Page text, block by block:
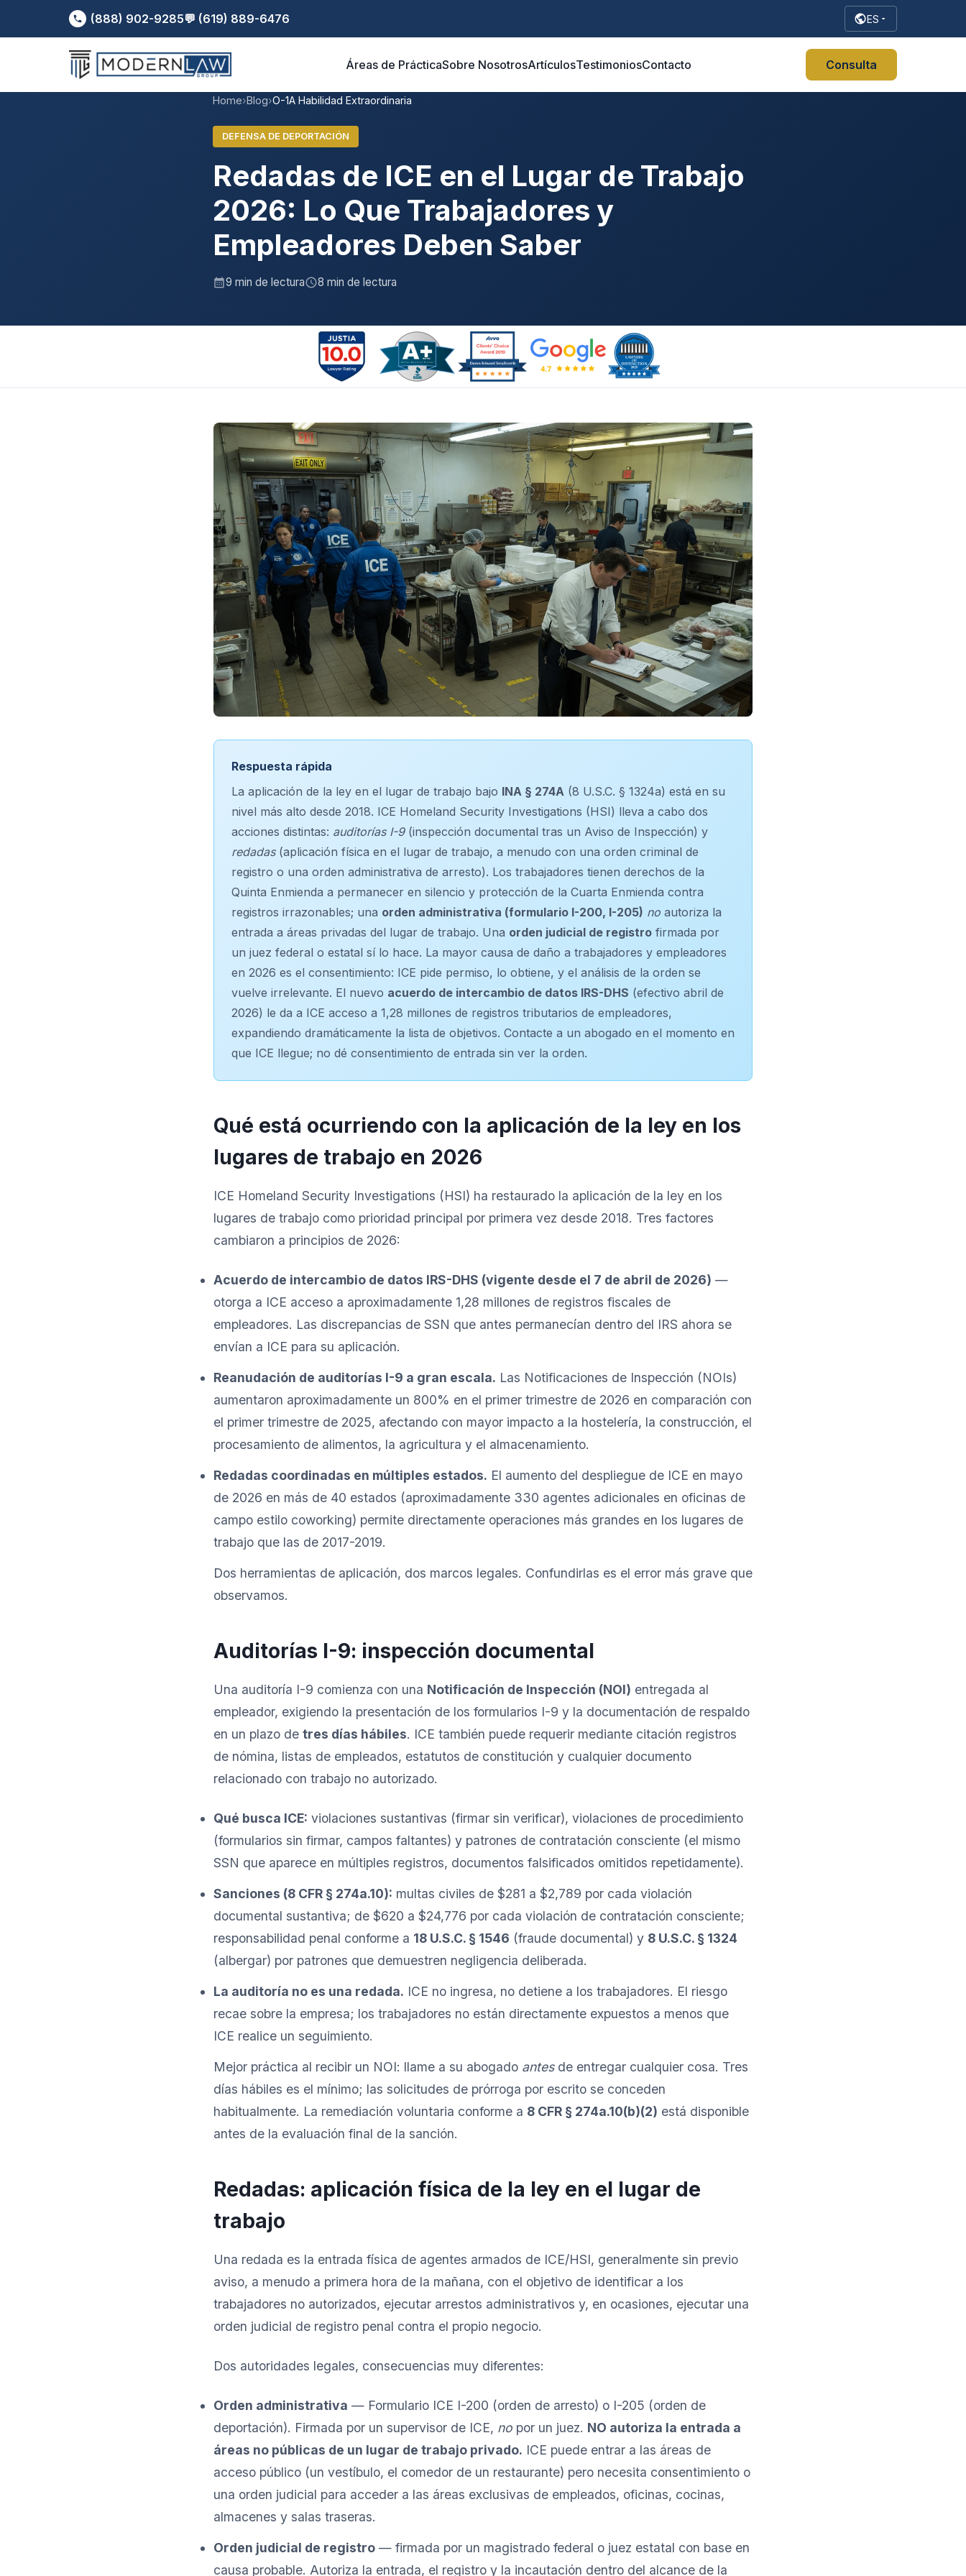
(888) 902-9285💬 (619) 889-6476 ES
Áreas de PrácticaSobre NosotrosArtículosTestimoniosContacto Consulta
Home›Blog›O-1A Habilidad Extraordinaria
DEFENSA DE DEPORTACIÓN
Redadas de ICE en el Lugar de Trabajo
2026: Lo Que Trabajadores y
Empleadores Deben Saber
9 min de lectura 8 min de lectura
Respuesta rápida
La aplicación de la ley en el lugar de trabajo bajo INA § 274A (8 U.S.C. § 1324a) está en su
nivel más alto desde 2018. ICE Homeland Security Investigations (HSI) lleva a cabo dos
acciones distintas: auditorías I-9(inspección documental tras un Aviso de Inspección) y
redadas(aplicación física en el lugar de trabajo, a menudo con una orden criminal de
registro o una orden administrativa de arresto). Los trabajadores tienen derechos de la
Quinta Enmienda a permanecer en silencio y protección de la Cuarta Enmienda contra
registros irrazonables; una orden administrativa (formulario I-200, I-205) no autoriza la
entrada a áreas privadas del lugar de trabajo. Una orden judicial de registro firmada por
un juez federal o estatal sí lo hace. La mayor causa de daño a trabajadores y empleadores
en 2026 es el consentimiento: ICE pide permiso, lo obtiene, y el análisis de la orden se
vuelve irrelevante. El nuevo acuerdo de intercambio de datos IRS-DHS (efectivo abril de
2026) le da a ICE acceso a 1,28 millones de registros tributarios de empleadores,
expandiendo dramáticamente la lista de objetivos. Contacte a un abogado en el momento en
que ICE llegue; no dé consentimiento de entrada sin ver la orden.
Qué está ocurriendo con la aplicación de la ley en los
lugares de trabajo en 2026
ICE Homeland Security Investigations (HSI) ha restaurado la aplicación de la ley en los
lugares de trabajo como prioridad principal por primera vez desde 2018. Tres factores
cambiaron a principios de 2026:
Acuerdo de intercambio de datos IRS-DHS (vigente desde el 7 de abril de 2026) —
otorga a ICE acceso a aproximadamente 1,28 millones de registros fiscales de
empleadores. Las discrepancias de SSN que antes permanecían dentro del IRS ahora se
envían a ICE para su aplicación.
Reanudación de auditorías I-9 a gran escala. Las Notificaciones de Inspección (NOIs)
aumentaron aproximadamente un 800% en el primer trimestre de 2026 en comparación con
el primer trimestre de 2025, afectando con mayor impacto a la hostelería, la construcción, el
procesamiento de alimentos, la agricultura y el almacenamiento.
Redadas coordinadas en múltiples estados. El aumento del despliegue de ICE en mayo
de 2026 en más de 40 estados (aproximadamente 330 agentes adicionales en oficinas de
campo estilo coworking) permite directamente operaciones más grandes en los lugares de
trabajo que las de 2017-2019.
Dos herramientas de aplicación, dos marcos legales. Confundirlas es el error más grave que
observamos.
Auditorías I-9: inspección documental
Una auditoría I-9 comienza con una Notificación de Inspección (NOI) entregada al
empleador, exigiendo la presentación de los formularios I-9 y la documentación de respaldo
en un plazo de tres días hábiles. ICE también puede requerir mediante citación registros
de nómina, listas de empleados, estatutos de constitución y cualquier documento
relacionado con trabajo no autorizado.
Qué busca ICE: violaciones sustantivas (firmar sin verificar), violaciones de procedimiento
(formularios sin firmar, campos faltantes) y patrones de contratación consciente (el mismo
SSN que aparece en múltiples registros, documentos falsificados omitidos repetidamente).
Sanciones (8 CFR § 274a.10): multas civiles de $281 a $2,789 por cada violación
documental sustantiva; de $620 a $24,776 por cada violación de contratación consciente;
responsabilidad penal conforme a 18 U.S.C. § 1546 (fraude documental) y 8 U.S.C. § 1324
(albergar) por patrones que demuestren negligencia deliberada.
La auditoría no es una redada. ICE no ingresa, no detiene a los trabajadores. El riesgo
recae sobre la empresa; los trabajadores no están directamente expuestos a menos que
ICE realice un seguimiento.
Mejor práctica al recibir un NOI: llame a su abogado antesde entregar cualquier cosa. Tres
días hábiles es el mínimo; las solicitudes de prórroga por escrito se conceden
habitualmente. La remediación voluntaria conforme a 8 CFR § 274a.10(b)(2) está disponible
antes de la evaluación final de la sanción.
Redadas: aplicación física de la ley en el lugar de
trabajo
Una redada es la entrada física de agentes armados de ICE/HSI, generalmente sin previo
aviso, a menudo a primera hora de la mañana, con el objetivo de identificar a los
trabajadores no autorizados, ejecutar arrestos administrativos y, en ocasiones, ejecutar una
orden judicial de registro penal contra el propio negocio.
Dos autoridades legales, consecuencias muy diferentes:
Orden administrativa — Formulario ICE I-200 (orden de arresto) o I-205 (orden de
deportación). Firmada por un supervisor de ICE, no por un juez. NO autoriza la entrada a
áreas no públicas de un lugar de trabajo privado. ICE puede entrar a las áreas de
acceso público (un vestíbulo, el comedor de un restaurante) pero necesita consentimiento o
una orden judicial para acceder a las áreas exclusivas de empleados, oficinas, cocinas,
almacenes y salas traseras.
Orden judicial de registro — firmada por un magistrado federal o juez estatal con base en
causa probable. Autoriza la entrada, el registro y la incautación dentro del alcance de la